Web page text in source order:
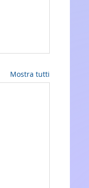
Mostra tutti